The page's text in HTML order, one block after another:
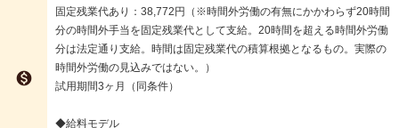

固定残業代あり：38,772円（※時間外労働の有無にかかわらず20時間
分の時間外手当を固定残業代として支給。20時間を超える時間外労働
分は法定通り支給。時間は固定残業代の積算根拠となるもの。実際の
時間外労働の見込みではない。）
試用期間3ヶ月（同条件）
◆給料モデル